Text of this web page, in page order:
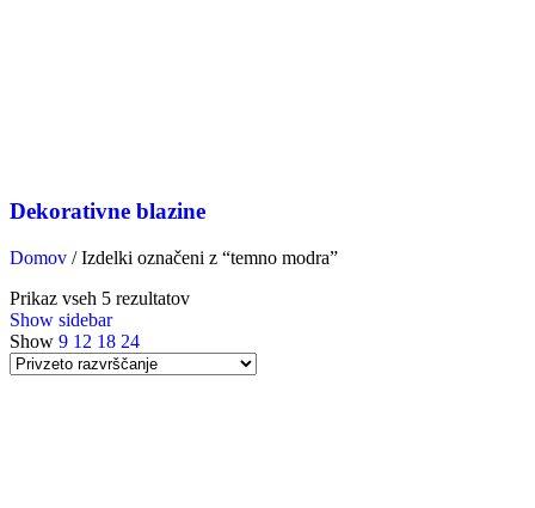
Dekorativne blazine
Domov / Izdelki označeni z “temno modra”
Prikaz vseh 5 rezultatov
Show sidebar
Show 9 12 18 24